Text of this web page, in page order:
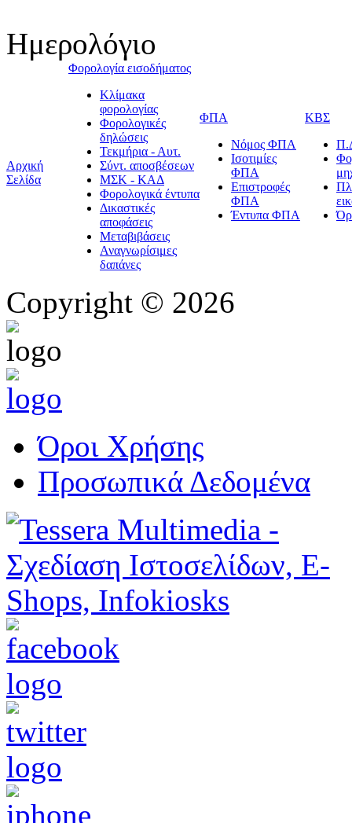
Ημερολόγιο
Αρχική
Σελίδα
Φορολογία εισοδήματος
Κλίμακα
φορολογίας
Φορολογικές
δηλώσεις
Τεκμήρια - Αυτ.
Σύντ. αποσβέσεων
ΜΣΚ - ΚΑΔ
Φορολογικά έντυπα
Δικαστικές
αποφάσεις
Μεταβιβάσεις
Αναγνωρίσιμες
δαπάνες
ΦΠΑ
Νόμος ΦΠΑ
Ισοτιμίες
ΦΠΑ
Επιστροφές
ΦΠΑ
Έντυπα ΦΠΑ
ΚΒΣ
Copyright © 2026
Όροι Χρήσης
Προσωπικά Δεδομένα